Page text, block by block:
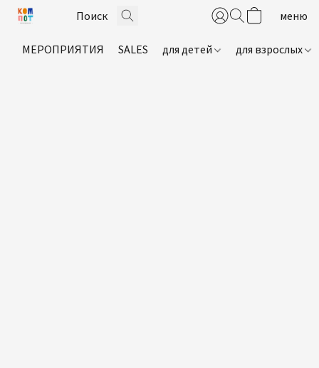
МЕРОПРИЯТИЯ SALES для детей для взрослых